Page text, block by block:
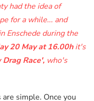
had the idea of
for a while... and
Enschede during the
20 May at 16.00hit's
Race', who's
simple. Once you